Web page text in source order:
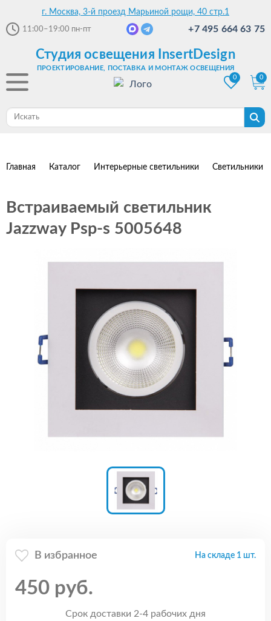
г. Москва, 3-й проезд Марьиной рощи, 40 стр.1
11:00–19:00 пн-пт +7 495 664 63 75
Студия освещения InsertDesign
ПРОЕКТИРОВАНИЕ, ПОСТАВКА И МОНТАЖ ОСВЕЩЕНИЯ
0
0
Главная Каталог Интерьерные светильники Светильники
Встраиваемый светильник
Jazzway Psp-s 5005648
В избранное На складе 1 шт.
450 руб.
Срок доставки 2-4 рабочих дня